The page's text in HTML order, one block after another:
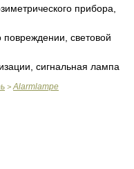
прибора,
световой
сигнальная лампа
> Alarmlampe